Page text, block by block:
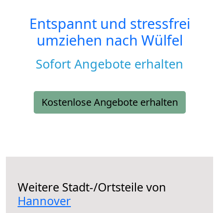
Entspannt und stressfrei
umziehen nach Wülfel
Sofort Angebote erhalten
Kostenlose Angebote erhalten
Weitere Stadt-/Ortsteile von
Hannover